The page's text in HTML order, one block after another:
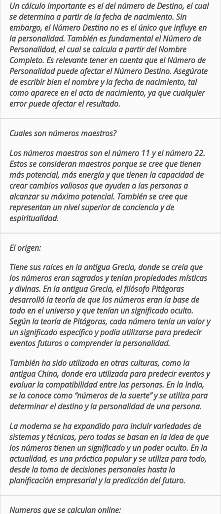
Un cálculo importante es el del número de Destino, el cual
se determina a partir de la fecha de nacimiento. Sin
embargo, el Número Destino no es el único que influye en
la personalidad. También es fundamental el Número de
Personalidad, el cual se calcula a partir del Nombre
Completo. Es relevante tener en cuenta que el Número de
Personalidad puede afectar el Número Destino. Asegúrate
de escribir bien el nombre y la fecha de nacimiento, tal
como aparece en el acta de nacimiento, ya que cualquier
error puede afectar el resultado.
Cuales son números maestros?
Los números maestros son el número 11 y el número 22.
Estos se consideran maestros porque se cree que tienen
más potencial, más energía y que tienen la capacidad de
crear cambios valiosos que ayuden a las personas a
alcanzar su máximo potencial. También se cree que
representan un nivel superior de conciencia y de
espiritualidad.
El origen:
Tiene sus raíces en la antigua Grecia, donde se creía que
los números eran sagrados y tenían propiedades místicas
y divinas. En la antigua Grecia, el filósofo Pitágoras
desarrolló la teoría de que los números eran la base de
todo en el universo y que tenían un significado oculto.
Según la teoría de Pitágoras, cada número tenía un valor y
un significado específico y podía utilizarse para predecir
eventos futuros o comprender la personalidad.
También ha sido utilizada en otras culturas, como la
antigua China, donde era utilizada para predecir eventos y
evaluar la compatibilidad entre las personas. En la India,
se la conoce como “números de la suerte” y se utiliza para
determinar el destino y la personalidad de una persona.
La moderna se ha expandido para incluir variedades de
sistemas y técnicas, pero todas se basan en la idea de que
los números tienen un significado y un poder oculto. En la
actualidad, es una práctica popular y se utiliza para todo,
desde la toma de decisiones personales hasta la
planificación empresarial y la predicción del futuro.
Numeros que se calculan online: